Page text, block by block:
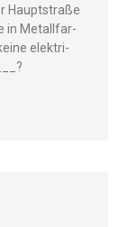
Haupt­stra­ße
in Metall­far­
elektri­